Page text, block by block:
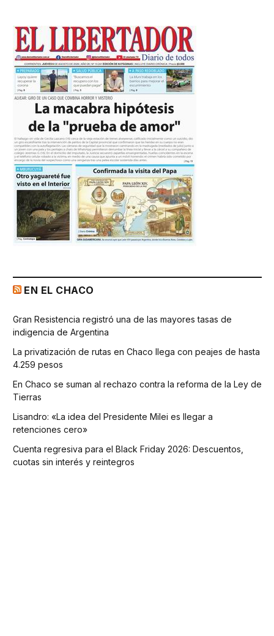
EN EL CHACO
Gran Resistencia registró una de las mayores tasas de
indigencia de Argentina
La privatización de rutas en Chaco llega con peajes de hasta
4.259 pesos
En Chaco se suman al rechazo contra la reforma de la Ley de
Tierras
Lisandro: «La idea del Presidente Milei es llegar a
retenciones cero»
Cuenta regresiva para el Black Friday 2026: Descuentos,
cuotas sin interés y reintegros